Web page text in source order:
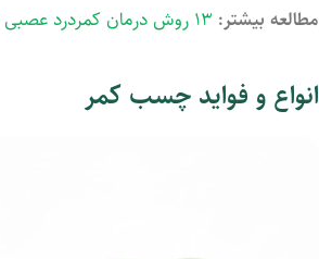
مطالعه بیشتر: ۱۳ روش درمان کمردرد عصبی در خانه
انواع و فواید چسب کمر